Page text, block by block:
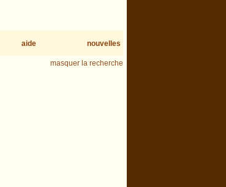
aide nouvelles
masquer la recherche